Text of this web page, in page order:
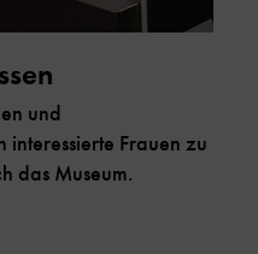
und
interessierte Frauen zu
das Museum.